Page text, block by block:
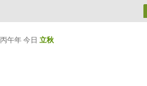
午年 今日 立秋